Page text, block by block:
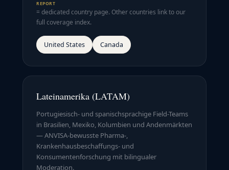
REPORT
= dedicated country page. Other countries link to our
full coverage index.
United States Canada
Lateinamerika (LATAM)
Portugiesisch- und spanischsprachige Field-Teams
in Brasilien, Mexiko, Kolumbien und Andenmärkten
— ANVISA-bewusste Pharma-,
Krankenhausbeschaffungs- und
Konsumentenforschung mit bilingualer
Moderation.